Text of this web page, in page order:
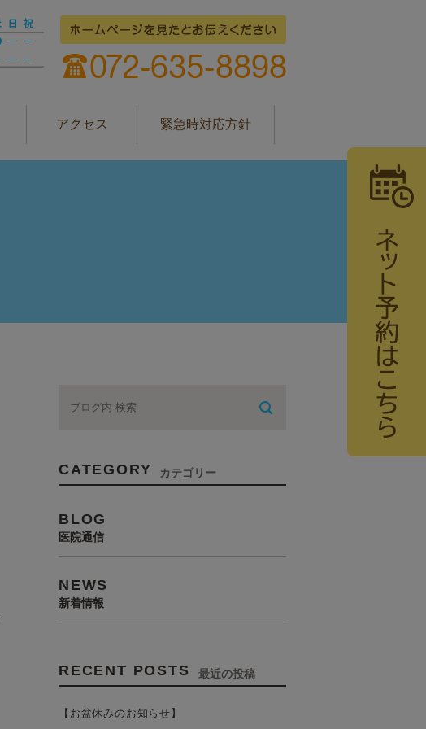
アクセス 緊急時対応方針
CATEGORY カテゴリー
BLOG
医院通信
NEWS
新着情報
RECENT POSTS 最近の投稿
【お盆休みのお知らせ】